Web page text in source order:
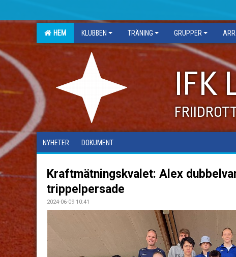
HEM KLUBBEN TRÄNING GRUPPER
IFK
NYHETER DOKUMENT
Kraftmätningskvalet: Alex
trippelpersade
2024-06-09 10:41